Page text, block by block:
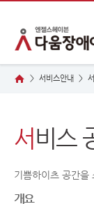
> 서비스안내 > 서
서 비스
기쁨하이츠 공간을
개요